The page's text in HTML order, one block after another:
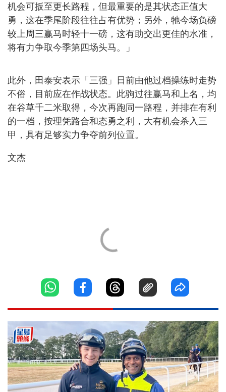
机会可扳至更长路程，但最重要的是其状态正值大
勇，这在季尾阶段往往占有优势；另外，牠今场负磅
较上周三赢马时轻十一磅，这有助交出更佳的水准，
将有力争取今季第四场头马。」
此外，田泰安表示「三强」日前由他过档操练时走势
不俗，目前应在作战状态。此驹过往赢马和上名，均
在谷草千二米取得，今次再跑同一路程，并排在有利
的一档，按理凭路合和态勇之利，大有机会杀入三
甲，具有足够实力争夺前列位置。
文杰